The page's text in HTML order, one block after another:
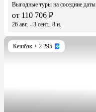
Выгодные туры на соседние даты
от 110 706 ₽
26 авг. - 3 сент., 8 н.
Кешбэк + 2 295